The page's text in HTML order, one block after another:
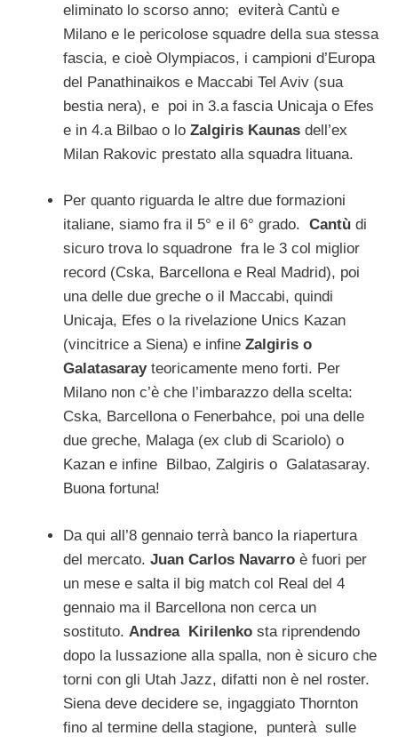
eliminato lo scorso anno; eviterà Cantù e
Milano e le pericolose squadre della sua stessa
fascia, e cioè Olympiacos, i campioni d’Europa
del Panathinaikos e Maccabi Tel Aviv (sua
bestia nera), e poi in 3.a fascia Unicaja o Efes
e in 4.a Bilbao o lo Zalgiris Kaunas dell’ex
Milan Rakovic prestato alla squadra lituana.
Per quanto riguarda le altre due formazioni
italiane, siamo fra il 5° e il 6° grado. Cantù di
sicuro trova lo squadrone fra le 3 col miglior
record (Cska, Barcellona e Real Madrid), poi
una delle due greche o il Maccabi, quindi
Unicaja, Efes o la rivelazione Unics Kazan
(vincitrice a Siena) e infine Zalgiris o
Galatasarayteoricamente meno forti. Per
Milano non c’è che l’imbarazzo della scelta:
Cska, Barcellona o Fenerbahce, poi una delle
due greche, Malaga (ex club di Scariolo) o
Kazan e infine Bilbao, Zalgiris o Galatasaray.
Buona fortuna!
Da qui all’8 gennaio terrà banco la riapertura
del mercato. Juan Carlos Navarro è fuori per
un mese e salta il big match col Real del 4
gennaio ma il Barcellona non cerca un
sostituto. Andrea Kirilenko sta riprendendo
dopo la lussazione alla spalla, non è sicuro che
torni con gli Utah Jazz, difatti non è nel roster.
Siena deve decidere se, ingaggiato Thornton
fino al termine della stagione, punterà sulle